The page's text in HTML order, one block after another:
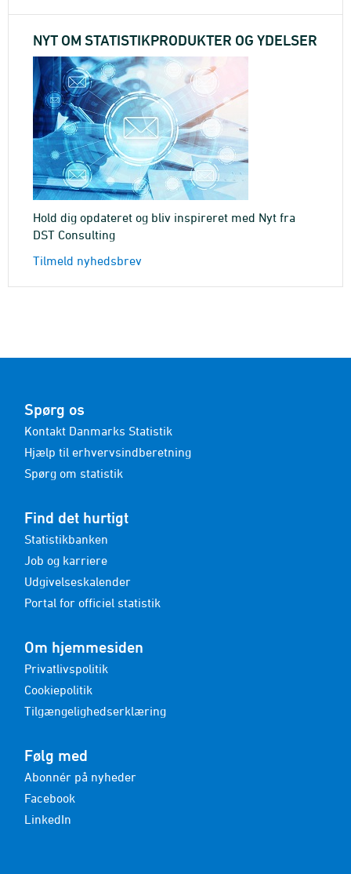
NYT OM STATISTIKPRODUKTER OG YDELSER
Hold dig opdateret og bliv inspireret med Nyt fra
DST Consulting
Tilmeld nyhedsbrev
Spørg os
Kontakt Danmarks Statistik
Hjælp til erhvervsindberetning
Spørg om statistik
Find det hurtigt
Statistikbanken
Job og karriere
Udgivelseskalender
Portal for officiel statistik
Om hjemmesiden
Privatlivspolitik
Cookiepolitik
Tilgængelighedserklæring
Følg med
Abonnér på nyheder
Facebook
LinkedIn